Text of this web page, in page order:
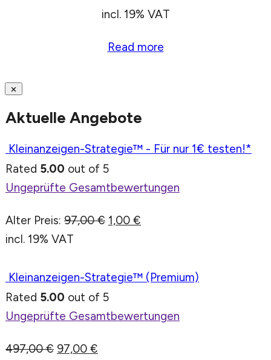
incl. 19% VAT
Read more
Aktuelle Angebote
Kleinanzeigen-Strategie™ - Für nur 1€ testen!*
Rated 5.00 out of 5
Ungeprüfte Gesamtbewertungen
Alter Preis: 97,00€ 1,00 €
incl. 19% VAT
Kleinanzeigen-Strategie™ (Premium)
Rated 5.00 out of 5
Ungeprüfte Gesamtbewertungen
497,00€ 97,00 €